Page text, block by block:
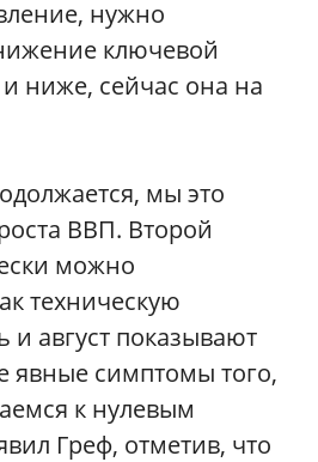
нужно
ключевой
ниже, сейчас она на
мы это
ВВП. Второй
можно
техническую
август показывают
явные симптомы того,
к нулевым
Греф, отметив, что